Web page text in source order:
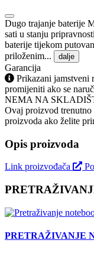
Dugo trajanje baterije
sati u stanju
baterije tijekom
priloženim...
dalje
Garancija
Prikazani jamstveni
promijeniti ako se
NEMA NA
Ovaj proizvod
proizvoda ako želite
Opis proizvoda
Link proizvođača
PRETRAŽIVANJE